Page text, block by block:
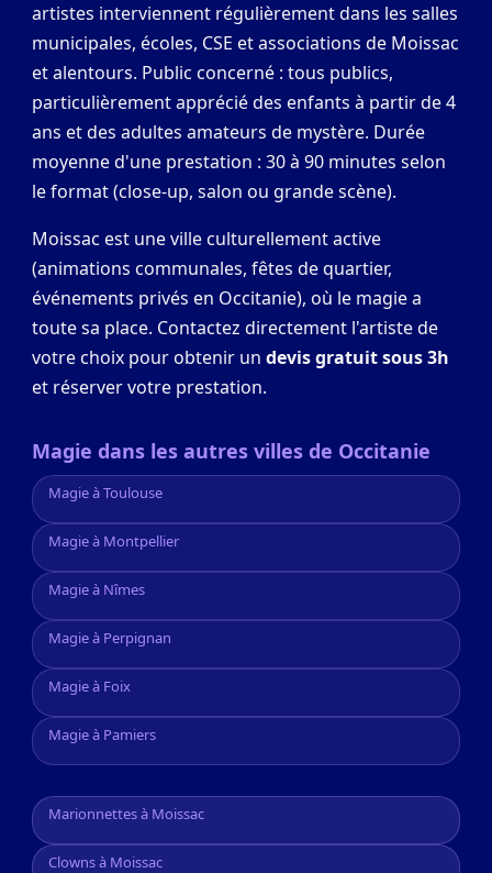
artistes interviennent régulièrement dans les salles
municipales, écoles, CSE et associations de Moissac
et alentours. Public concerné : tous publics,
particulièrement apprécié des enfants à partir de 4
ans et des adultes amateurs de mystère. Durée
moyenne d'une prestation : 30 à 90 minutes selon
le format (close-up, salon ou grande scène).
Moissac est une ville culturellement active
(animations communales, fêtes de quartier,
événements privés en Occitanie), où le magie a
toute sa place. Contactez directement l'artiste de
votre choix pour obtenir un devis gratuit sous 3h
et réserver votre prestation.
Magie dans les autres villes de Occitanie
Magie à Toulouse
Magie à Montpellier
Magie à Nîmes
Magie à Perpignan
Magie à Foix
Magie à Pamiers
Marionnettes à Moissac
Clowns à Moissac